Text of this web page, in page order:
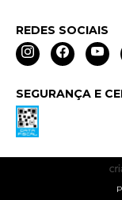
REDES SOCIAIS
SEGURANÇA E